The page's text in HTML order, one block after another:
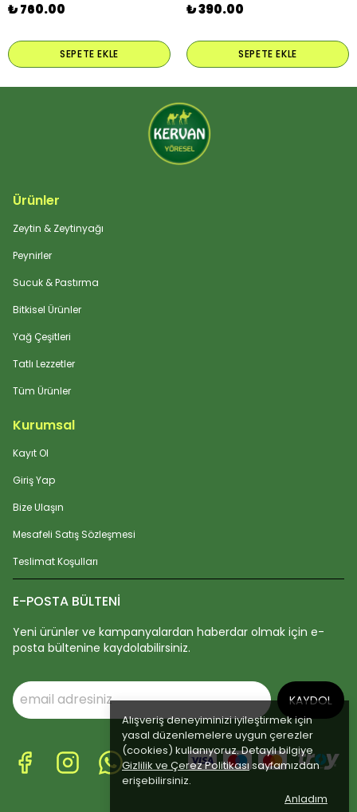
Alışveriş deneyiminizi iyileştirmek için
yasal düzenlemelere uygun çerezler
(cookies) kullanıyoruz. Detaylı bilgiye
Gizlilik ve Çerez Politikasısayfamızdan
erişebilirsiniz.
Anladım
₺ 760.00
SEPETE EKLE
₺ 390.00
SEPETE EKLE
Ürünler
Zeytin & Zeytinyağı
Peynirler
Sucuk & Pastırma
Bitkisel Ürünler
Yağ Çeşitleri
Tatlı Lezzetler
Tüm Ürünler
Kurumsal
Kayıt Ol
Giriş Yap
Bize Ulaşın
Mesafeli Satış Sözleşmesi
Teslimat Koşulları
E-POSTA BÜLTENİ
Yeni ürünler ve kampanyalardan haberdar olmak için e-
posta bültenine kaydolabilirsiniz.
KAYDOL